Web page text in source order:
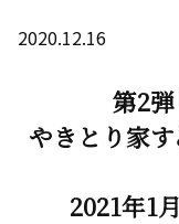
2020.12.16
第2弾
やきとり家
2021年1